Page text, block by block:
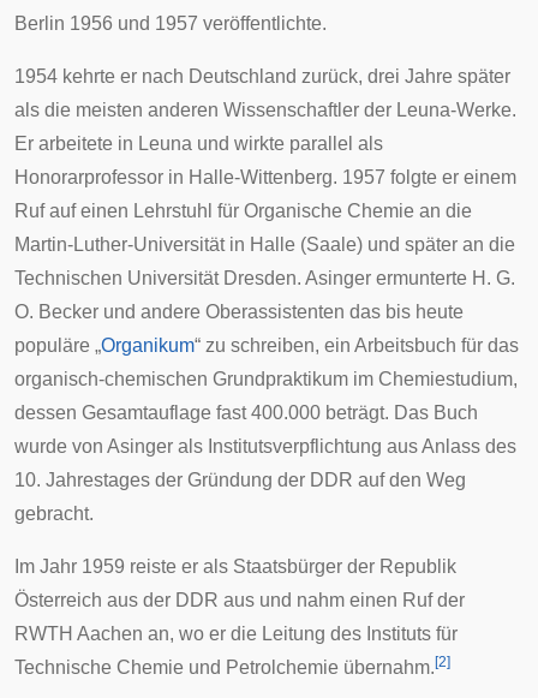
Berlin 1956 und 1957 veröffentlichte.
1954 kehrte er nach Deutschland zurück, drei Jahre später
als die meisten anderen Wissenschaftler der Leuna-Werke.
Er arbeitete in Leuna und wirkte parallel als
Honorarprofessor in Halle-Wittenberg. 1957 folgte er einem
Ruf auf einen Lehrstuhl für Organische Chemie an die
Martin-Luther-Universitätin Halle (Saale) und später an die
Technischen Universität Dresden. Asinger ermunterte H. G.
O. Becker und andere Oberassistenten das bis heute
populäre „Organikum“ zu schreiben, ein Arbeitsbuch für das
organisch-chemischen Grundpraktikum im Chemiestudium,
dessen Gesamtauflage fast 400.000 beträgt. Das Buch
wurde von Asinger als Institutsverpflichtung aus Anlass des
10. Jahrestages der Gründung der DDR auf den Weg
gebracht.
Im Jahr 1959 reiste er als Staatsbürger der Republik
Österreich aus der DDR aus und nahm einen Ruf der
RWTH Aachen an, wo er die Leitung des Instituts für
Technische Chemie und Petrolchemie übernahm. [2]